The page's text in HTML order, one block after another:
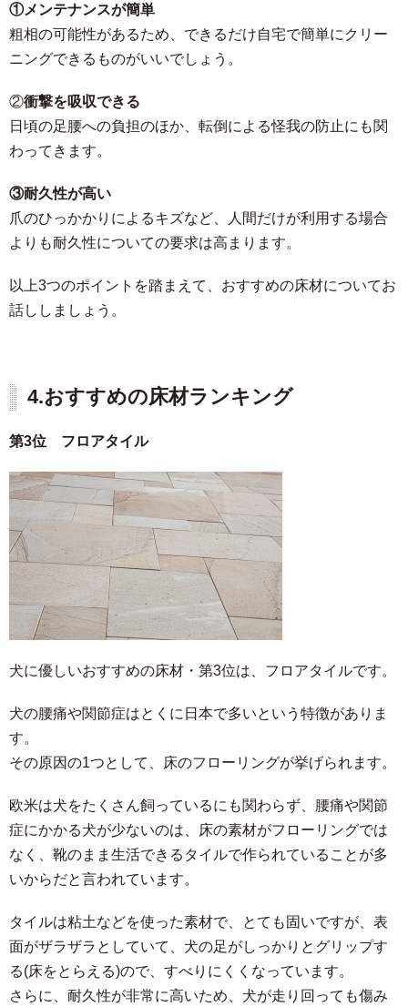
①メンテナンスが簡単
粗相の可能性があるため、できるだけ自宅で簡単にクリー
ニングできるものがいいでしょう。
②衝撃を吸収できる
日頃の足腰への負担のほか、転倒による怪我の防止にも関
わってきます。
③耐久性が高い
爪のひっかかりによるキズなど、人間だけが利用する場合
よりも耐久性についての要求は高まります。
以上3つのポイントを踏まえて、おすすめの床材についてお
話ししましょう。
4.おすすめの床材ランキング
第3位 フロアタイル
犬に優しいおすすめの床材・第3位は、フロアタイルです。
犬の腰痛や関節症はとくに日本で多いという特徴がありま
す。
その原因の1つとして、床のフローリングが挙げられます。
欧米は犬をたくさん飼っているにも関わらず、腰痛や関節
症にかかる犬が少ないのは、床の素材がフローリングでは
なく、靴のまま生活できるタイルで作られていることが多
いからだと言われています。
タイルは粘土などを使った素材で、とても固いですが、表
面がザラザラとしていて、犬の足がしっかりとグリップす
る(床をとらえる)ので、すべりにくくなっています。
さらに、耐久性が非常に高いため、犬が走り回っても傷み